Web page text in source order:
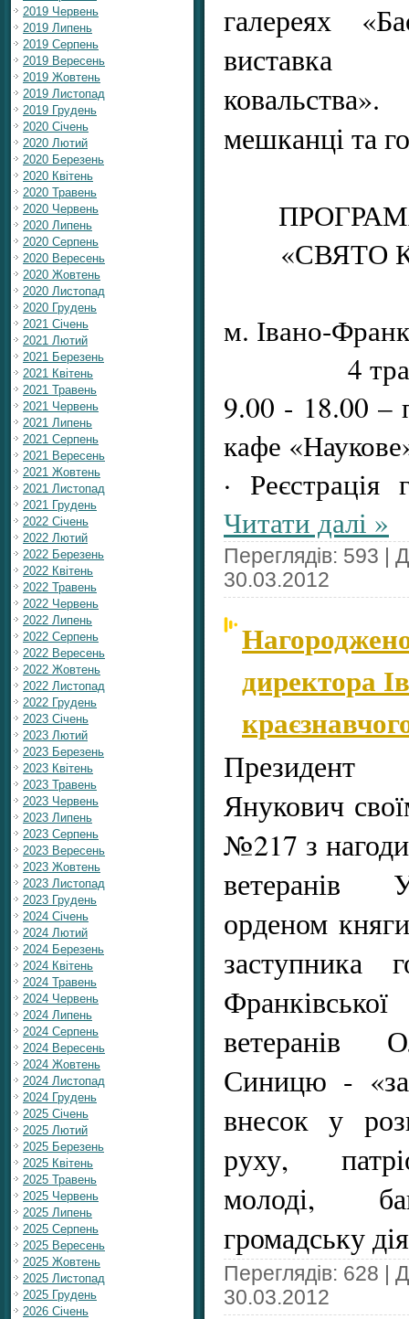
2019 Червень
2019 Липень
2019 Серпень
2019 Вересень
2019 Жовтень
2019 Листопад
2019 Грудень
2020 Січень
2020 Лютий
2020 Березень
2020 Квітень
2020 Травень
2020 Червень
2020 Липень
2020 Серпень
2020 Вересень
2020 Жовтень
2020 Листопад
2020 Грудень
2021 Січень
2021 Лютий
2021 Березень
2021 Квітень
2021 Травень
2021 Червень
2021 Липень
2021 Серпень
2021 Вересень
2021 Жовтень
2021 Листопад
2021 Грудень
2022 Січень
2022 Лютий
2022 Березень
2022 Квітень
2022 Травень
2022 Червень
2022 Липень
2022 Серпень
2022 Вересень
2022 Жовтень
2022 Листопад
2022 Грудень
2023 Січень
2023 Лютий
2023 Березень
2023 Квітень
2023 Травень
2023 Червень
2023 Липень
2023 Серпень
2023 Вересень
2023 Жовтень
2023 Листопад
2023 Грудень
2024 Січень
2024 Лютий
2024 Березень
2024 Квітень
2024 Травень
2024 Червень
2024 Липень
2024 Серпень
2024 Вересень
2024 Жовтень
2024 Листопад
2024 Грудень
2025 Січень
2025 Лютий
2025 Березень
2025 Квітень
2025 Травень
2025 Червень
2025 Липень
2025 Серпень
2025 Вересень
2025 Жовтень
2025 Листопад
2025 Грудень
2026 Січень
галереях
виставка
мешканці та
«СВЯТО
м. Івано-
4
9.00 - 18.00 –
кафе
·
Читати далі »
Переглядів: 593 |
30.03.2012
директора
Янукович
№217 з нагоди
ветеранів
орденом
заступника
Франківської
ветеранів
Синицю - «за
внесок у
руху,
молоді,
громадську
Переглядів: 628 |
30.03.2012